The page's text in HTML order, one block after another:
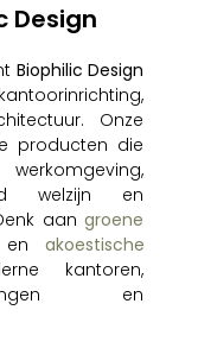
Design
Biophilic Design
Onze
producten die
welzijn en
aangroene
en akoestische
kantoren,
en